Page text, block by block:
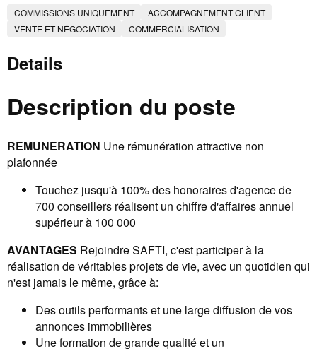
COMMISSIONS UNIQUEMENT
ACCOMPAGNEMENT CLIENT
VENTE ET NÉGOCIATION
COMMERCIALISATION
Details
Description du poste
REMUNERATION Une rémunération attractive non
plafonnée
Touchez jusqu'à 100% des honoraires d'agence de
700 conseillers réalisent un chiffre d'affaires annuel
supérieur à 100 000
AVANTAGES Rejoindre SAFTI, c'est participer à la
réalisation de véritables projets de vie, avec un quotidien qui
n'est jamais le même, grâce à:
Des outils performants et une large diffusion de vos
annonces immobilières
Une formation de grande qualité et un